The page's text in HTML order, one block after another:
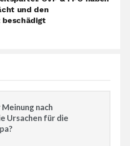
und den
beschädigt
nach
Ursachen für die